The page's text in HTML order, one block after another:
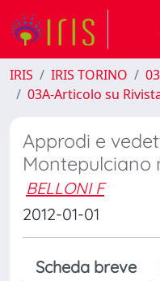
IRIS IRIS TORINO
03A-Articolo su
Approdi e
Montepulciano
BELLONI F
2012-01-01
Scheda breve